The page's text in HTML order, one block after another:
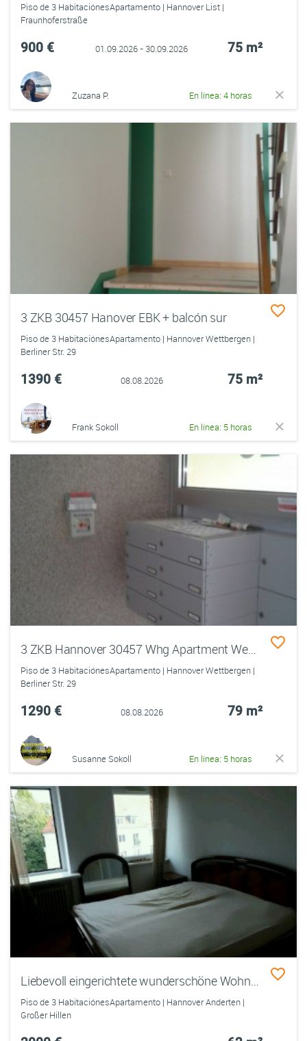
Piso de 3 HabitaciónesApartamento | Hannover List |
Fraunhoferstraße
900 € 01.09.2026 - 30.09.2026 75 m²
Zuzana P. En línea: 4 horas
3 ZKB 30457 Hanover EBK + balcón sur
Piso de 3 HabitaciónesApartamento | Hannover Wettbergen |
Berliner Str. 29
1390 € 08.08.2026 75 m²
Frank Sokoll En línea: 5 horas
3 ZKB Hannover 30457 Whg Apartment Wettbergen
Piso de 3 HabitaciónesApartamento | Hannover Wettbergen |
Berliner Str. 29
1290 € 08.08.2026 79 m²
Susanne Sokoll En línea: 5 horas
Liebevoll eingerichtete wunderschöne Wohnung in Hannover
Piso de 3 HabitaciónesApartamento | Hannover Anderten |
Großer Hillen